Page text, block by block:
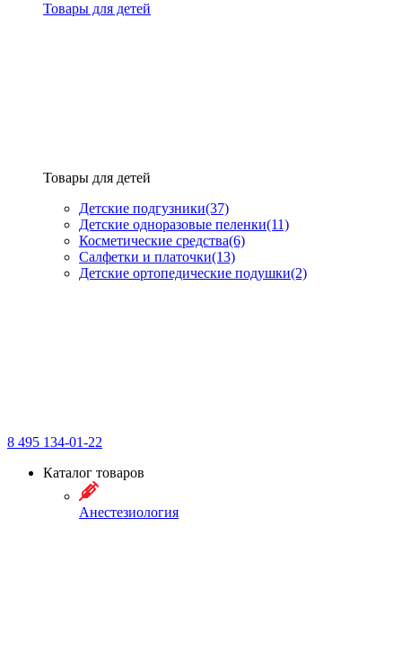
Товары для детей
Товары для детей
Детские подгузники(37)
Детские одноразовые пеленки(11)
Косметические средства(6)
Салфетки и платочки(13)
Детские ортопедические подушки(2)
8 495 134-01-22
Каталог товаров
Анестезиология